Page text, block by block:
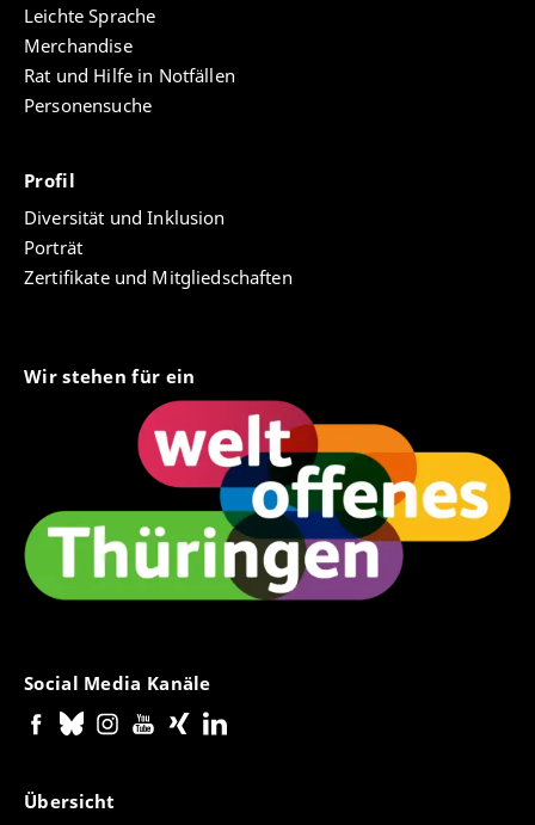
Leichte Sprache
Merchandise
Rat und Hilfe in Notfällen
Personensuche
Profil
Diversität und Inklusion
Porträt
Zertifikate und Mitgliedschaften
Wir stehen für ein
Social Media Kanäle
Übersicht